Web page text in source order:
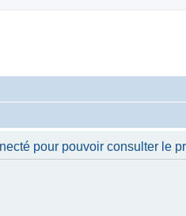
pour pouvoir consulter le